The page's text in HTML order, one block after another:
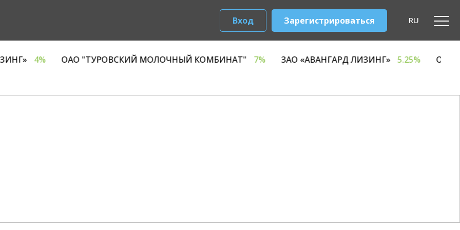
RU
Вход Зарегистрироваться
ООО «Р1 ЛИЗИНГ» 4% ОАО "ТУРОВСКИЙ МОЛОЧНЫЙ КОМБИНАТ" 7% ЗАО «АВАНГАРД ЛИЗИНГ»